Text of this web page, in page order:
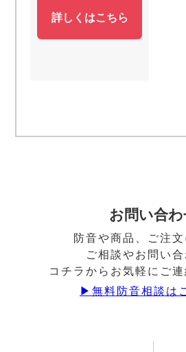
詳しくはこちら
お問い合わ
防音や商品、ご注文
ご相談やお問い
コチラからお気軽にご連
▶︎無料防音相談は